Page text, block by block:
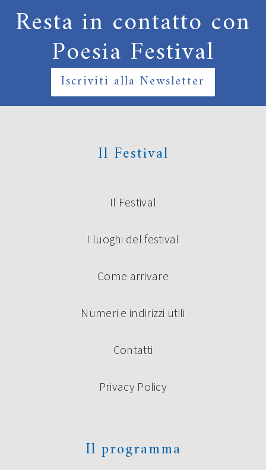
Resta in contatto con
Poesia Festival
Iscriviti alla Newsletter
Il Festival
Il Festival
I luoghi del festival
Come arrivare
Numeri e indirizzi utili
Contatti
Privacy Policy
Il programma